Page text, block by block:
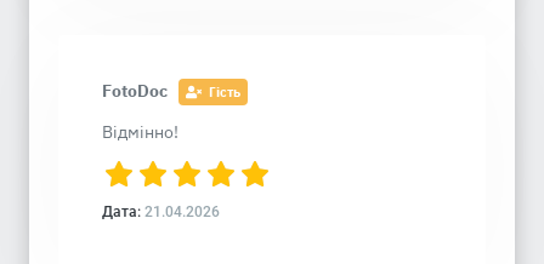
FotoDoc Гість
Відмінно!
Дата: 21.04.2026